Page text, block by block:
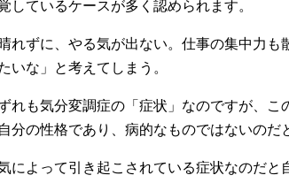
しているケースが多く認められます。
れずに、やる気が出ない。仕事の集中力
いな」と考えてしまう。
れも気分変調症の「症状」なのですが、こ
分の性格であり、病的なものではないのだ
によって引き起こされている症状なのだと